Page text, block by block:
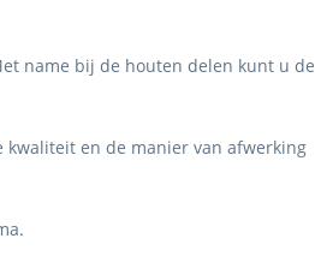
name bij de houten delen kunt u de
kwaliteit en de manier van afwerking